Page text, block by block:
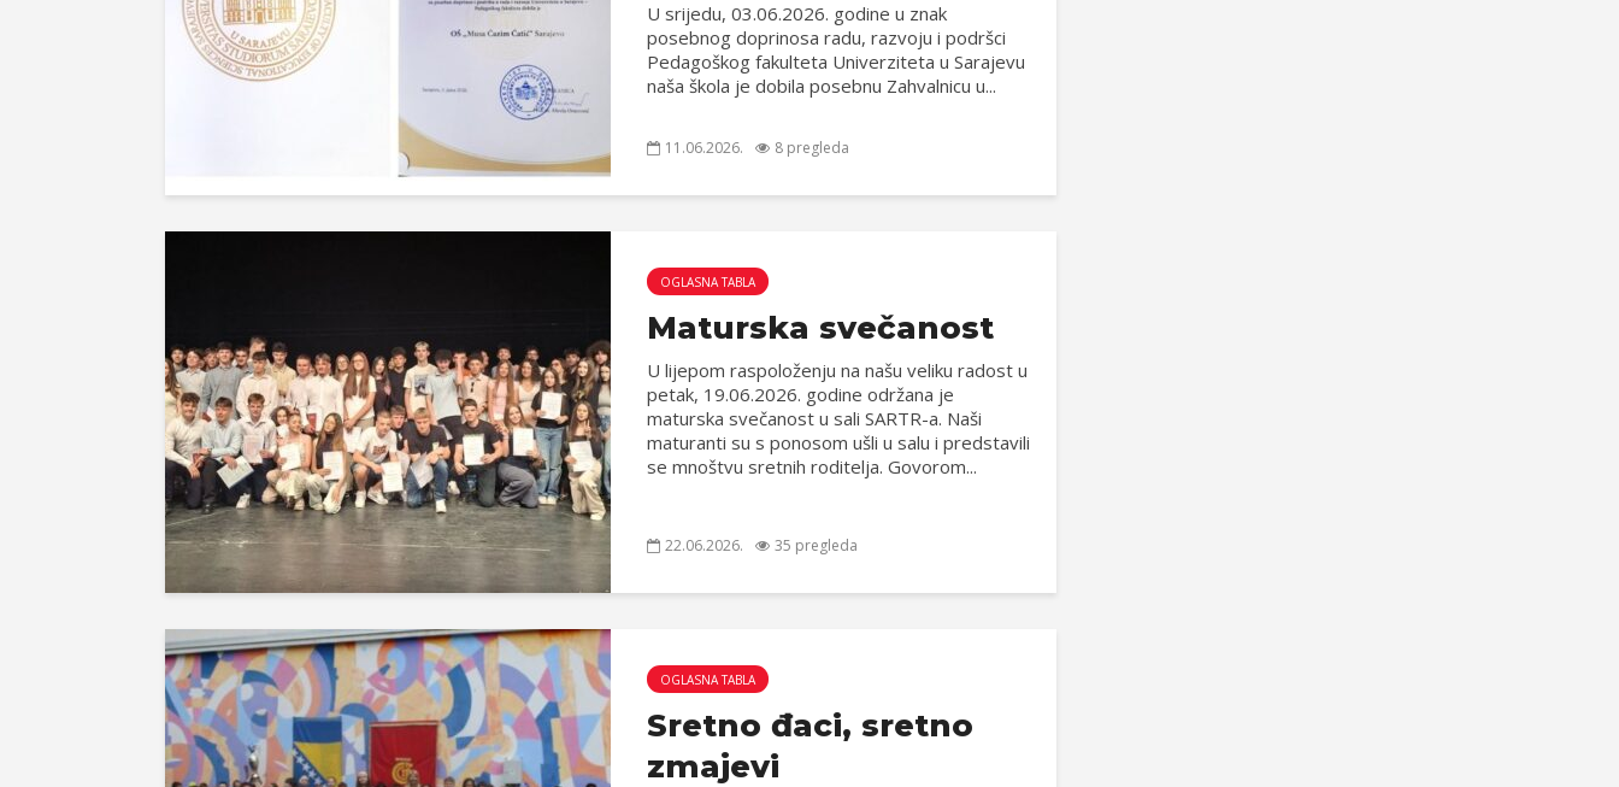
U srijedu, 03.06.2026. godine u znak
posebnog doprinosa radu, razvoju i podršci
Pedagoškog fakulteta Univerziteta u Sarajevu
naša škola je dobila posebnu Zahvalnicu u...
11.06.2026. 8 pregleda
OGLASNA TABLA
Maturska svečanost
U lijepom raspoloženju na našu veliku radost u
petak, 19.06.2026. godine održana je
maturska svečanost u sali SARTR-a. Naši
maturanti su s ponosom ušli u salu i predstavili
se mnoštvu sretnih roditelja. Govorom...
22.06.2026. 35 pregleda
OGLASNA TABLA
Sretno đaci, sretno
zmajevi